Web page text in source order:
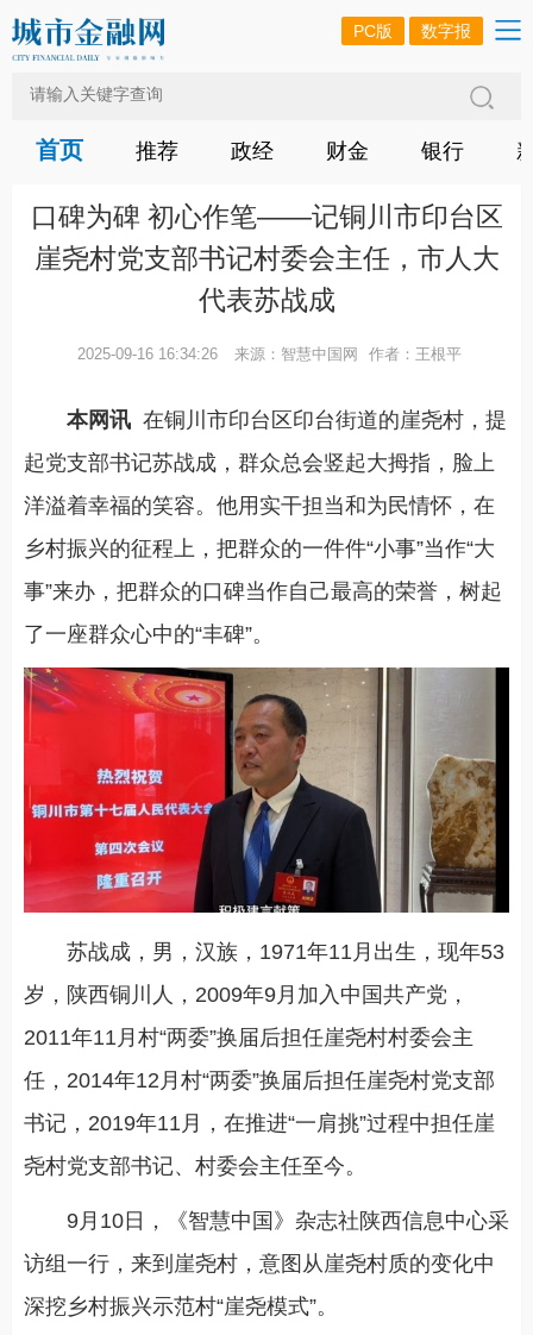
PC版 数字报
首页 推荐 政经 财金 银行
口碑为碑 初心作笔——记铜川市印台区
崖尧村党支部书记村委会主任，市人大
代表苏战成
2025-09-16 16:34:26 来源：智慧中国网 作者：王根平
本网讯 在铜川市印台区印台街道的崖尧村，提
起党支部书记苏战成，群众总会竖起大拇指，脸上
洋溢着幸福的笑容。他用实干担当和为民情怀，在
乡村振兴的征程上，把群众的一件件“小事”当作“大
事”来办，把群众的口碑当作自己最高的荣誉，树起
了一座群众心中的“丰碑”。
苏战成，男，汉族，1971年11月出生，现年53
岁，陕西铜川人，2009年9月加入中国共产党，
2011年11月村“两委”换届后担任崖尧村村委会主
任，2014年12月村“两委”换届后担任崖尧村党支部
书记，2019年11月，在推进“一肩挑”过程中担任崖
尧村党支部书记、村委会主任至今。
9月10日，《智慧中国》杂志社陕西信息中心采
访组一行，来到崖尧村，意图从崖尧村质的变化中
深挖乡村振兴示范村“崖尧模式”。